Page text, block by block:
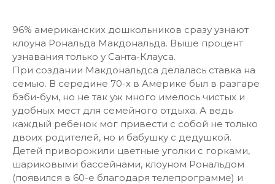
96% американских дошкольников сразу узнают
клоуна Рональда Макдональда. Выше процент
узнавания только у Санта-Клауса.
При создании Макдональдса делалась ставка на
семью. В середине 70-х в Америке был в разгаре
бэби-бум, но не так уж много имелось чистых и
удобных мест для семейного отдыха. А ведь
каждый ребенок мог привести с собой не только
двоих родителей, но и бабушку с дедушкой.
Детей приворожили цветные уголки с горками,
шариковыми бассейнами, клоуном Рональдом
(появился в 60-е благодаря телепрограмме) и